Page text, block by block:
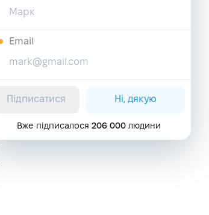
Email
Підписатися Ні, дякую
Вже підписалося 206 000людини